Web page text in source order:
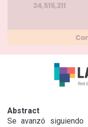
Abstract
Se avanzó siguiendo